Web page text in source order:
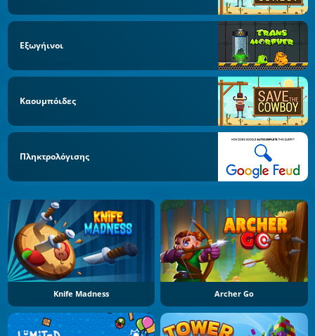
Εξωγήινοι
Καουμπόιδες
Πληκτρολόγισης
Knife Madness Archer Go